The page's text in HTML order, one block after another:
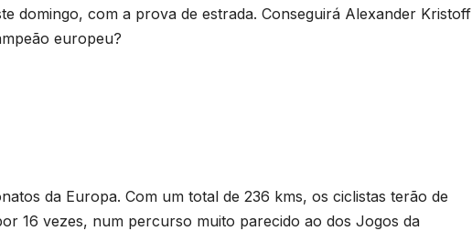
domingo, com a prova de estrada. Conseguirá Alexander Kristoff
europeu?
da Europa. Com um total de 236 kms, os ciclistas terão de
16 vezes, num percurso muito parecido ao dos Jogos da